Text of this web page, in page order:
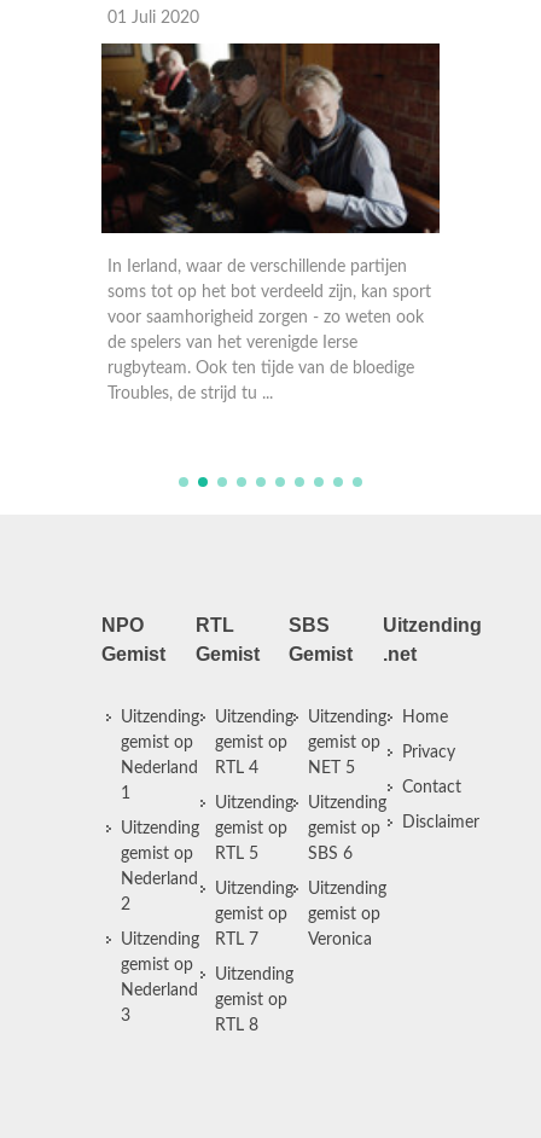
01 Juli 2020
In Ierland, waar de verschillende partijen
soms tot op het bot verdeeld zijn, kan sport
voor saamhorigheid zorgen - zo weten ook
de spelers van het verenigde Ierse
rugbyteam. Ook ten tijde van de bloedige
Troubles, de strijd tu ...
NPO
Gemist
Uitzending
gemist op
Nederland
1
Uitzending
gemist op
Nederland
2
Uitzending
gemist op
Nederland
3
RTL
Gemist
Uitzending
gemist op
RTL 4
Uitzending
gemist op
RTL 5
Uitzending
gemist op
RTL 7
Uitzending
gemist op
RTL 8
SBS
Gemist
Uitzending
gemist op
NET 5
Uitzending
gemist op
SBS 6
Uitzending
gemist op
Veronica
Uitzending
.net
Home
Privacy
Contact
Disclaimer